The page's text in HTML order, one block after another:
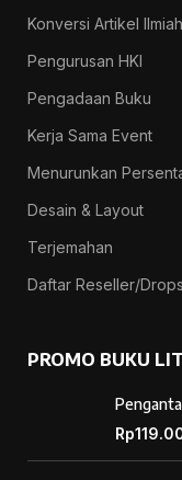
Konversi Artikel
Pengurusan HKI
Pengadaan Buku
Kerja Sama Event
Menurunkan
Desain & Layout
Terjemahan
Daftar Reseller/
PROMO BUKU
Rp